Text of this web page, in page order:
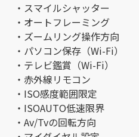
・スマイルシャッター
・オートフレーミング
・ズームリング操作方向
・パソコン保存（Wi-Fi）
・テレビ鑑賞（Wi-Fi）
・赤外線リモコン
・ISO感度範囲限定
・ISOAUTO低速限界
・Av/Tvの回転方向